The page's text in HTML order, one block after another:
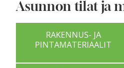
Asunnon tilat ja
RAKENNUS- JA
PINTAMATERIAALIT